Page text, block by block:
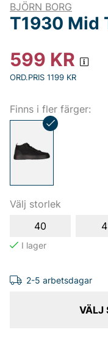
BJÖRN BORG
T1930 Mid
599 KR
ORD.PRIS 1199 KR
Finns i fler färger:
Välj storlek
40
2-5 arbetsdagar
VÄLJ